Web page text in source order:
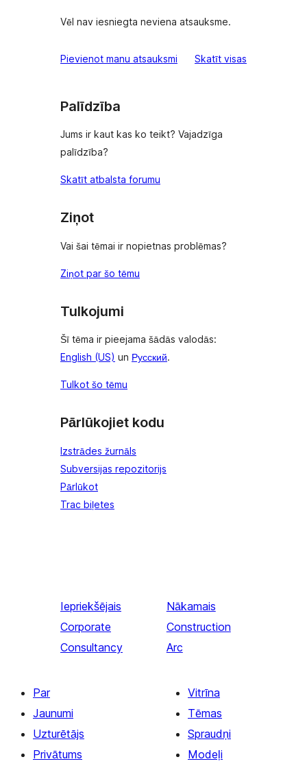
Vēl nav iesniegta neviena atsauksme.
Pievienot manu atsauksmi Skatīt visas
Palīdzība
Jums ir kaut kas ko teikt? Vajadzīga
palīdzība?
Skatīt atbalsta forumu
Ziņot
Vai šai tēmai ir nopietnas problēmas?
Ziņot par šo tēmu
Tulkojumi
Šī tēma ir pieejama šādās valodās:
English (US) un Русский.
Tulkot šo tēmu
Pārlūkojiet kodu
Izstrādes žurnāls
Subversijas repozitorijs
Pārlūkot
Trac biļetes
Iepriekšējais
Corporate
Consultancy
Nākamais
Construction
Arc
Par
Jaunumi
Uzturētājs
Privātums
Vitrīna
Tēmas
Spraudņi
Modeļi